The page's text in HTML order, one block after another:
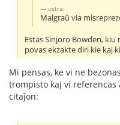
ustra:
Malgraŭ via
Estas Sinjoro Bowden,
povas ekzakte diri kie kaj
Mi pensas, ke vi ne
trompisto kaj vi
citaĵon: